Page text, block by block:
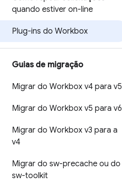
quando estiver on-line
Plug-ins do Workbox
Guias de migração
Migrar do Workbox v4 para v5
Migrar do Workbox v5 para v6
Migrar do Workbox v3 para a
v4
Migrar do sw-precache ou do
sw-toolkit